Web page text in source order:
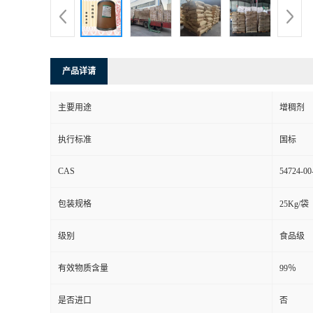
产品详请
主要用途 增稠剂
执行标准 国标
CAS 54724-
包装规格 25Kg/袋
级别 食品级
有效物质含量 99％
是否进口 否